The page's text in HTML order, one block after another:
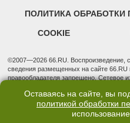
ПОЛИТИКА
COOKIE
©2007—2026 66.RU. Воспроизведение,
сведения размещенных на сайте 66.RU
правообладателя запрещено. Сетевое
надзору в сфере связи,
(Роскомнадзор). Регистрационный
Учредитель: Общество с ограниченной
Оставаясь на сайте, вы
политикой обработки
использование